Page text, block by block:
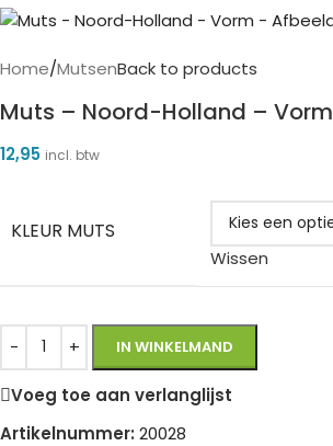
Home/MutsenBack to products
Muts – Noord-Holland – Vorm
12,95 incl. btw
KLEUR MUTS
Wissen
IN WINKELMAND
Voeg toe aan verlanglijst
Artikelnummer: 20028